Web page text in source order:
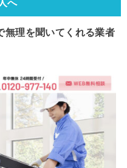
無理を聞いてくれる業者